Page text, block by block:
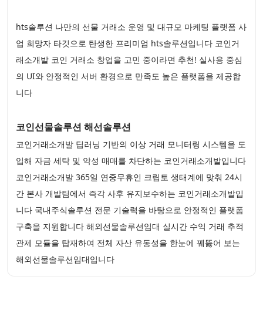
hts솔루션 나만의 선물 거래소 운영 및 대규모 마케팅 플랫폼 사
업 희망자 타깃으로 탄생한 프리미엄 hts솔루션입니다 코인거
래소개발 코인 거래소 창업을 고민 중이라면 추천! 실사용 중심
의 UI와 안정적인 서버 환경으로 만족도 높은 플랫폼을 제공합
니다
코인선물솔루션 해선솔루션
코인거래소개발 딥러닝 기반의 이상 거래 모니터링 시스템을 도
입해 자금 세탁 및 악성 매매를 차단하는 코인거래소개발입니다
코인거래소개발 365일 연중무휴인 크립토 생태계에 맞춰 24시
간 본사 개발팀에서 즉각 사후 유지보수하는 코인거래소개발입
니다 국내주식솔루션 전문 기술력을 바탕으로 안정적인 플랫폼
구축을 지원합니다 해외선물솔루션임대 실시간 수익 거래 추적
관제 모듈을 탑재하여 전체 자산 유동성을 한눈에 꿰뚫어 보는
해외선물솔루션임대입니다